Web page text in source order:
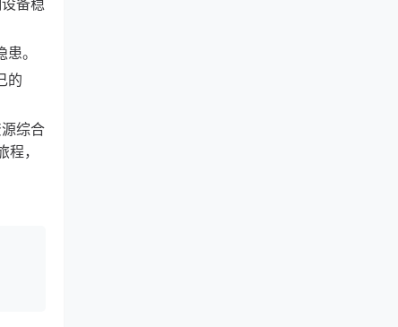
备稳
。
的
综合
，